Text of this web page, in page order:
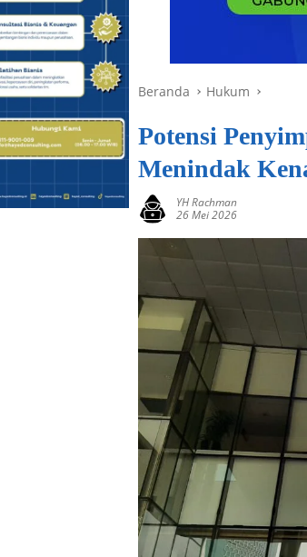
Beranda Hukum
Potensi
Menindak
YH Rachman
26 Mei 2026